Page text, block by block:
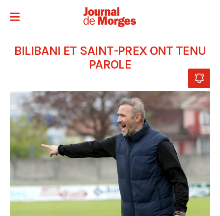
BILIBANI ET SAINT-PREX ONT TENU
PAROLE